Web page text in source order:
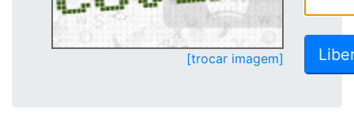
[trocar imagem]